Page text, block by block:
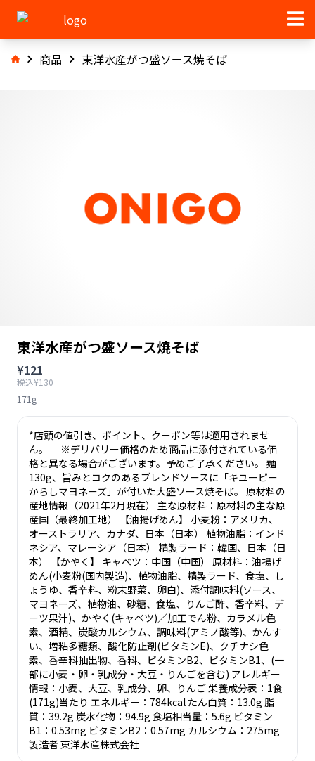
商品 東洋水産がつ盛ソース焼そば
東洋水産がつ盛ソース焼そば
¥121
税込¥130
171g
*店頭の値引き、ポイント、クーポン等は適用されませ
ん。 ※デリバリー価格のため商品に添付されている価
格と異なる場合がございます。予めご了承ください。 麺
130g、旨みとコクのあるブレンドソースに「キユーピー
からしマヨネーズ」が付いた大盛ソース焼そば。 原材料の
産地情報（2021年2月現在） 主な原材料：原材料の主な原
産国（最終加工地） 【油揚げめん】 小麦粉：アメリカ、
オーストラリア、カナダ、日本（日本） 植物油脂：インド
ネシア、マレーシア（日本） 精製ラード：韓国、日本（日
本） 【かやく】 キャベツ：中国（中国） 原材料：油揚げ
めん(小麦粉(国内製造)、植物油脂、精製ラード、食塩、し
ょうゆ、香辛料、粉末野菜、卵白)、添付調味料(ソース、
マヨネーズ、植物油、砂糖、食塩、りんご酢、香辛料、デ
ーツ果汁)、かやく(キャベツ)／加工でん粉、カラメル色
素、酒精、炭酸カルシウム、調味料(アミノ酸等)、かんす
い、増粘多糖類、酸化防止剤(ビタミンE)、クチナシ色
素、香辛料抽出物、香料、ビタミンB2、ビタミンB1、(一
部に小麦・卵・乳成分・大豆・りんごを含む) アレルギー
情報：小麦、大豆、乳成分、卵、りんご 栄養成分表：1食
(171g)当たり エネルギー：784kcal たん白質：13.0g 脂
質：39.2g 炭水化物：94.9g 食塩相当量：5.6g ビタミン
B1：0.53mg ビタミンB2：0.57mg カルシウム：275mg
製造者 東洋水産株式会社